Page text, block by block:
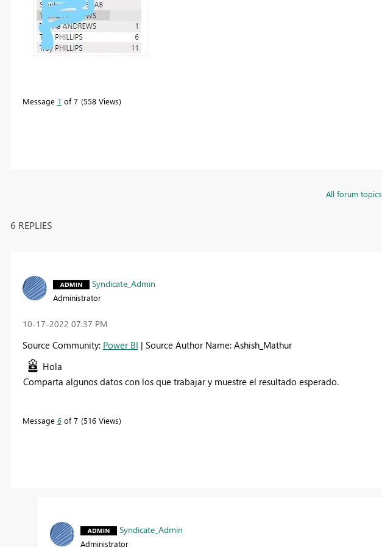
Message 1 of 7 558 Views
All forum topics
6 REPLIES
Syndicate_Admin
Administrator
‎10-17-2022 07:37 PM
Source Community: Power BI | Source Author Name: Ashish_Mathur
Hola
Comparta algunos datos con los que trabajar y muestre el resultado esperado.
Message 6of 7 516 Views
Syndicate_Admin
Administrator